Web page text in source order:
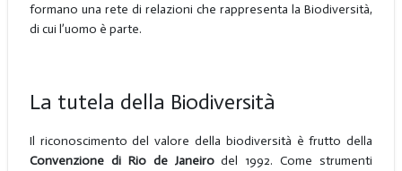
formano una rete di relazioni che rappresenta la Biodiversità,
di cui l’uomo è parte.
La tutela della Biodiversità
Il riconoscimento del valore della biodiversità è frutto della
Convenzione di Rio de Janeirodel 1992. Come strumenti